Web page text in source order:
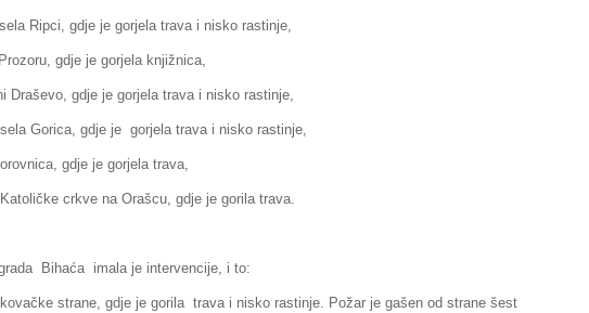
Ripci, gdje je gorjela trava i nisko rastinje,
gdje je gorjela knjižnica,
Draševo, gdje je gorjela trava i nisko rastinje,
Gorica, gdje je gorjela trava i nisko rastinje,
gdje je gorjela trava,
crkve na Orašcu, gdje je gorila trava.
Bihaća imala je intervencije, i to:
strane, gdje je gorila trava i nisko rastinje. Požar je gašen od strane šest